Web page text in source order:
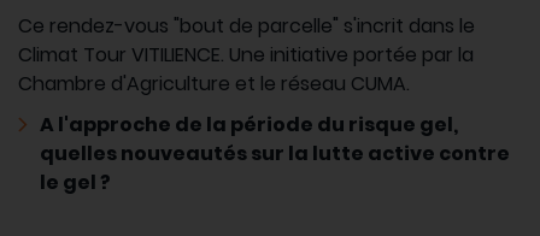
Ce rendez-vous "bout de parcelle" s'incrit dans le
Climat Tour VITILIENCE. Une initiative portée par la
Chambre d'Agriculture et le réseau CUMA.
A l'approche de la période du risque gel,
quelles nouveautés sur la lutte active contre
le gel ?